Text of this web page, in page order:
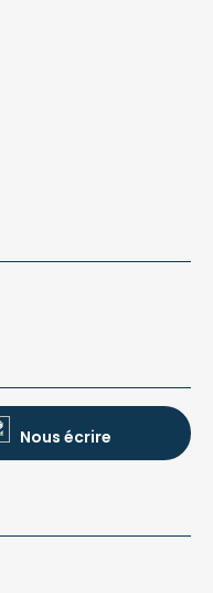
Nous écrire